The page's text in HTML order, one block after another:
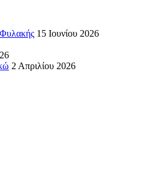
Φυλακής 15 Ιουνίου 2026
2 Απριλίου 2026